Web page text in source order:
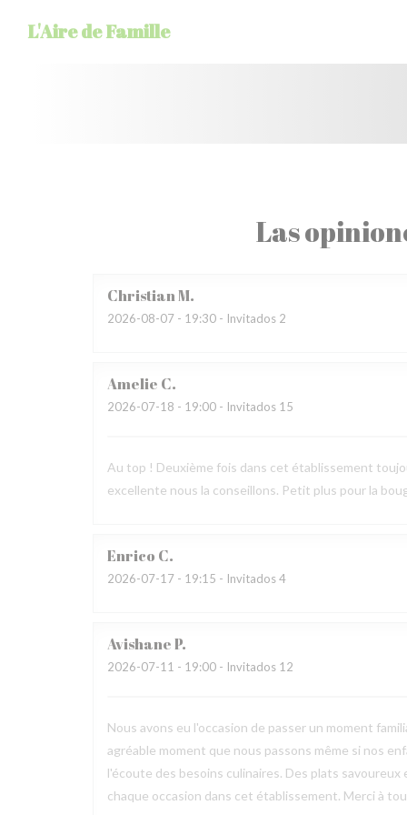
L'Aire de Famille
Las
ChristianM
2026-08-07 - 19:30 - Invitados 2
Amelie C
2026-07-18 - 19:00 - Invitados 15
Au top ! Deuxième fois dans cet établissement
excellente nous la conseillons. Petit plus pour la
Enrico C
2026-07-17 - 19:15 - Invitados 4
AvishaneP
2026-07-11 - 19:00 - Invitados 12
Nous avons eu l'occasion de passer un moment
agréable moment que nous passons même si nos
l'écoute des besoins culinaires. Des plats
chaque occasion dans cet établissement. Merci à